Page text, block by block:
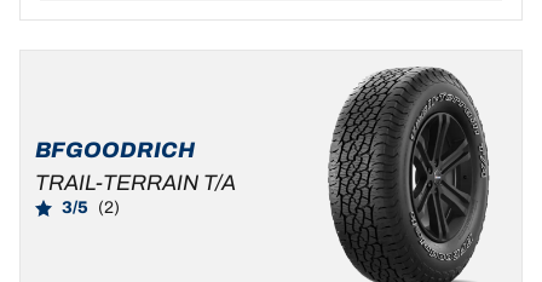
BFGOODRICH
TRAIL-TERRAIN T/A
3/5 (2)